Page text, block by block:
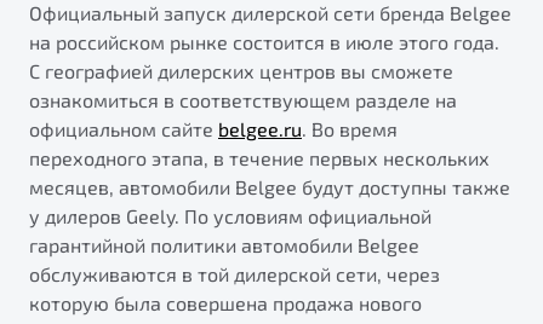
Официальный запуск дилерской сети бренда Belgee
на российском рынке состоится в июле этого года.
С географией дилерских центров вы сможете
ознакомиться в соответствующем разделе на
официальном сайте belgee.ru. Во время
переходного этапа, в течение первых нескольких
месяцев, автомобили Belgee будут доступны также
у дилеров Geely. По условиям официальной
гарантийной политики автомобили Belgee
обслуживаются в той дилерской сети, через
которую была совершена продажа нового